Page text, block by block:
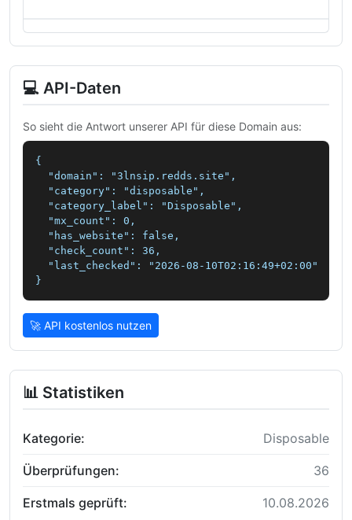
💻 API-Daten
So sieht die Antwort unserer API für diese Domain aus:
{
  "domain": "3lnsip.redds.site",
  "category": "disposable",
  "category_label": "Disposable",
  "mx_count": 0,
  "has_website": false,
  "check_count": 36,
  "last_checked": "2026-08-10T02:16:49+02:00"
}
🚀 API kostenlos nutzen
📊 Statistiken
Kategorie: Disposable
Überprüfungen: 36
Erstmals geprüft: 10.08.2026